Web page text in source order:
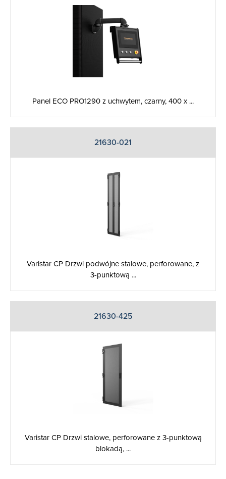
Panel ECO PRO1290 z uchwytem, czarny, 400 x ...
21630-021
Varistar CP Drzwi podwójne stalowe, perforowane, z
3-punktową ...
21630-425
Varistar CP Drzwi stalowe, perforowane z 3-punktową
blokadą, ...